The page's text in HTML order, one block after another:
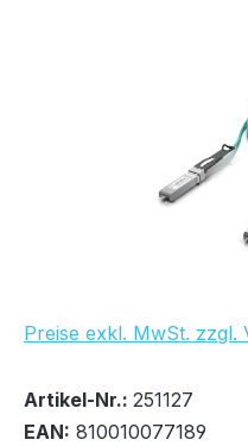
Preise exkl. MwSt. zzgl.
Bestand:17x
Sofort verfügbar,
Artikel-Nr.: 251127
EAN: 810010077189